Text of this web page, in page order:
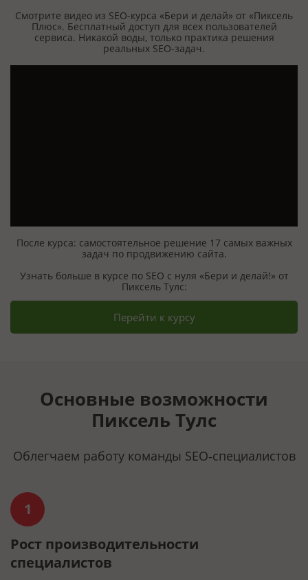
Смотрите видео из SEO-курса «Бери и делай» от «Пиксель
Плюс». Бесплатный доступ для всех пользователей
сервиса. Никакой воды, только практика решения
реальных SEO-задач.
После курса: самостоятельное решение 17 самых важных
задач по продвижению сайта.
Узнать больше в курсе по SEO с нуля «Бери и делай!» от
Пиксель Тулс:
Перейти к курсу
Основные возможности
Пиксель Тулс
Облегчаем работу команды SEO‑специалистов
1
Рост производительности
специалистов